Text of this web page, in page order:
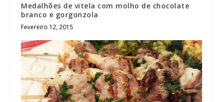
Medalhões de vitela com molho de chocolate
branco e gorgonzola
Fevereiro 12, 2015